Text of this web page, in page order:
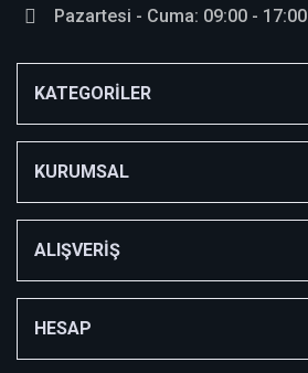
Pazartesi - Cuma: 09:00 - 17:00
KATEGORİLER
KURUMSAL
ALIŞVERİŞ
HESAP